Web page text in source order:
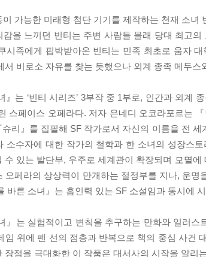
가능한 미래형 첨단 기기를 제작하는 천재 소
을 느끼던 빈티는 주변 사람들 몰래 당대 최고
시족에게 핍박받아온 빈티는 민족 최초로 움자
서 비로소 자유를 찾는 듯했으나 외계 종족 메두
』는 ‘빈티 시리즈’ 3부작 중 1부로, 인간과 외
스페이스 오페라다. 저자 은네디 오코라포르는
리』를 집필해 SF 작가로서 자신의 이름을 전
소수자에 대한 작가의 철학과 한 소녀의 성장스
수 있는 발단부, 우주로 세계관이 확장되며 모멸
오페라의 상상력이 만개하는 절정부를 지나, 운
바른 소녀』는 흡인력 있는 SF 소설임과 동시에
』는 실험적이고 변칙을 추구하는 만화와 일러
임 위에 펜 선의 점층과 반복으로 책의 중심 사건
장점을 극대화한 이 작품은 대서사의 시작을 알리